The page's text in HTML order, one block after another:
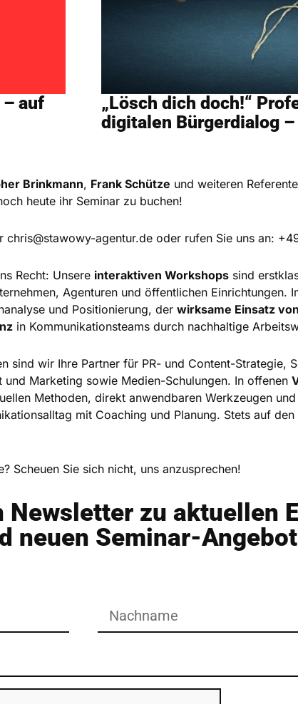
auf
„Lösch dich doch!“
digitalen Bürgerdialog
Brinkmann, Frank Schütze und weiteren
heute ihr Seminar zu buchen!
chris@stawowy-agentur.de oder rufen Sie uns an:
Recht: Unsere interaktiven Workshops sind
Agenturen und öffentlichen Einrichtungen.
und Positionierung, der wirksame Einsatz
in Kommunikationsteams durch nachhaltige
sind wir Ihre Partner für PR- und Content-Strategie,
Marketing sowie Medien-Schulungen. In offenen
Methoden, direkt anwendbaren Werkzeugen
mit Coaching und Planung. Stets auf
Scheuen Sie sich nicht, uns anzusprechen!
zu aktuellen
neuen Seminar-